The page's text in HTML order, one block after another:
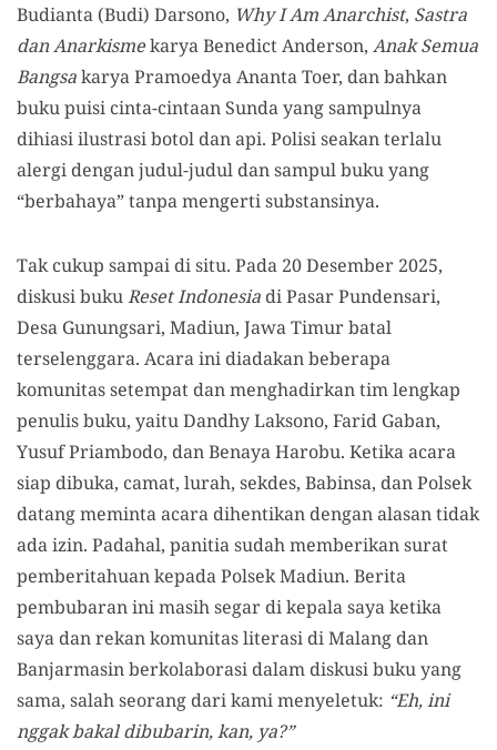
Budianta (Budi) Darsono, Why I Am Anarchist, Sastra
dan Anarkismekarya Benedict Anderson, Anak Semua
Bangsakarya Pramoedya Ananta Toer, dan bahkan
buku puisi cinta-cintaan Sunda yang sampulnya
dihiasi ilustrasi botol dan api. Polisi seakan terlalu
alergi dengan judul-judul dan sampul buku yang
“berbahaya” tanpa mengerti substansinya.
Tak cukup sampai di situ. Pada 20 Desember 2025,
diskusi bukuReset Indonesia di Pasar Pundensari,
Desa Gunungsari, Madiun, Jawa Timur batal
terselenggara. Acara ini diadakan beberapa
komunitas setempat dan menghadirkan tim lengkap
penulis buku, yaitu Dandhy Laksono, Farid Gaban,
Yusuf Priambodo, dan Benaya Harobu. ​Ketika acara
siap dibuka, camat, lurah, sekdes, Babinsa, dan Polsek
datang meminta acara dihentikan dengan alasan tidak
ada izin. Padahal, panitia sudah memberikan surat
pemberitahuan kepada Polsek Madiun. Berita
pembubaran ini masih segar di kepala saya ketika
saya dan rekan komunitas literasi di Malang dan
Banjarmasin berkolaborasi dalam diskusi buku yang
sama, salah seorang dari kami menyeletuk: “Eh, ini
nggak bakal dibubarin, kan, ya?”